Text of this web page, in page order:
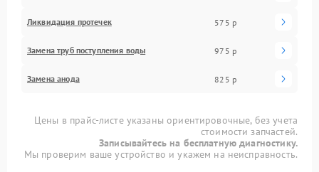
Ликвидация протечек 575 р
Замена труб поступления воды 975 р
Замена анода 825 р
Цены в прайс-листе указаны ориентировочные, без учета
стоимости запчастей.
Записывайтесь на бесплатную диагностику.
Мы проверим ваше устройство и укажем на неисправность.